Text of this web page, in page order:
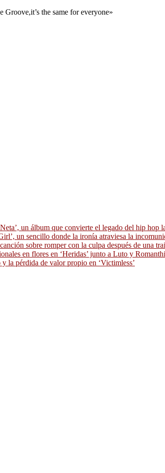
Groove,it’s the same for everyone»
un álbum que convierte el legado del hip hop
un sencillo donde la ironía atraviesa la
sobre romper con la culpa después de una
en flores en ‘Heridas’ junto a Luto y
la pérdida de valor propio en ‘Victimless’